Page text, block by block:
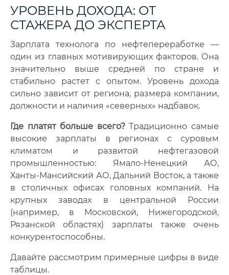
УРОВЕНЬ ДОХОДА: ОТ
СТАЖЕРА ДО ЭКСПЕРТА
Зарплата технолога по нефтепереработке —
один из главных мотивирующих факторов. Она
значительно выше средней по стране и
стабильно растет с опытом. Уровень дохода
сильно зависит от региона, размера компании,
должности и наличия «северных» надбавок.
Где платят больше всего?Традиционно самые
высокие зарплаты в регионах с суровым
климатом и развитой нефтегазовой
промышленностью: Ямало-Ненецкий АО,
Ханты-Мансийский АО, Дальний Восток, а также
в столичных офисах головных компаний. На
крупных заводах в центральной России
(например, в Московской, Нижегородской,
Рязанской областях) зарплаты также очень
конкурентоспособны.
Давайте рассмотрим примерные цифры в виде
таблицы.